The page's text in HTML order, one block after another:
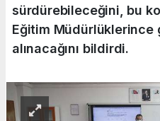
sürdürebileceğini, bu
Eğitim Müdürlüklerince
alınacağını bildirdi.